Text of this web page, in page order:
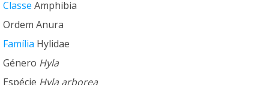
Classe Amphibia
Ordem Anura
Família Hylidae
Género Hyla
Espécie Hyla arborea